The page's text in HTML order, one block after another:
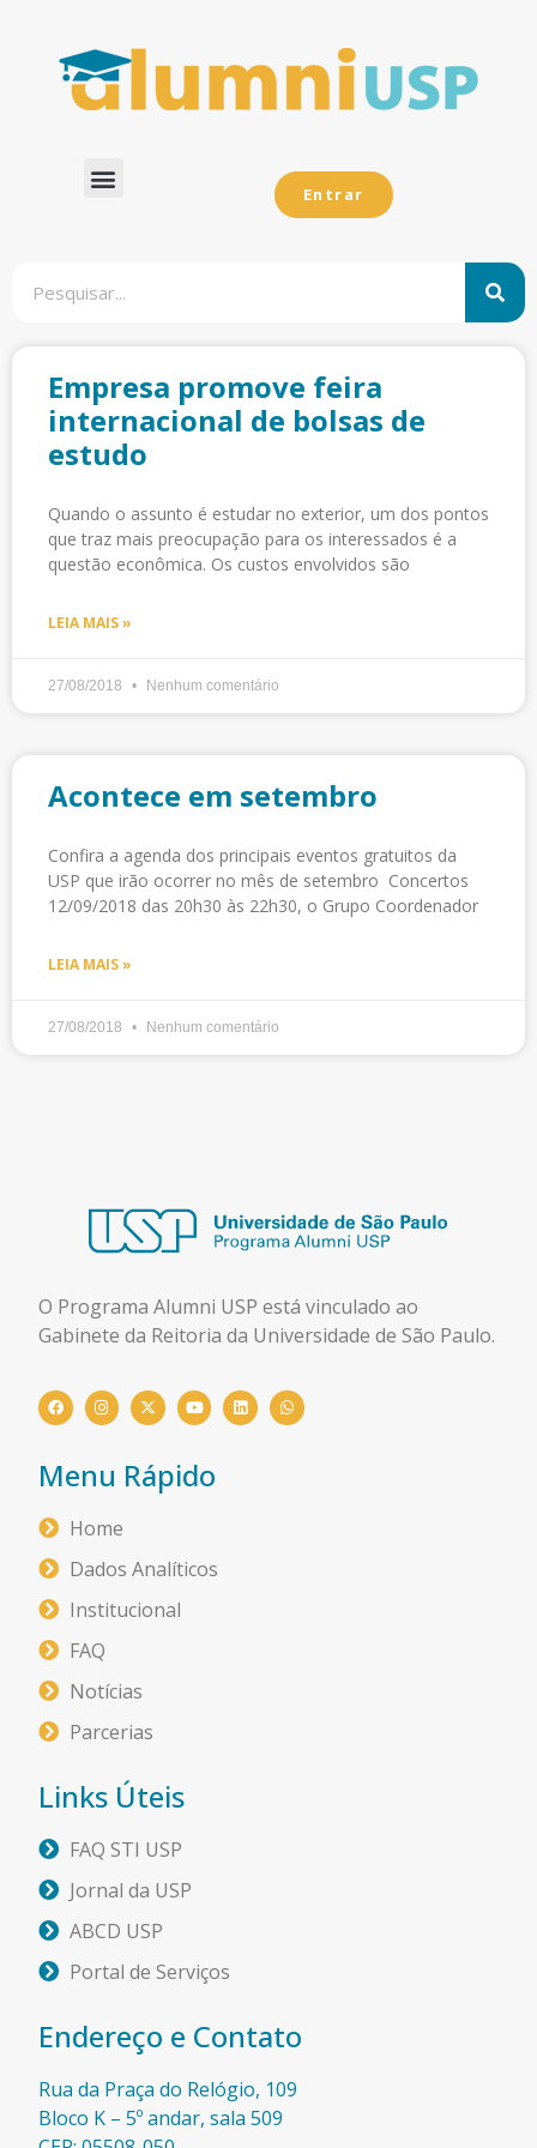
Entrar
Empresa promove feira
internacional de bolsas de
estudo
Quando o assunto é estudar no exterior, um dos pontos
que traz mais preocupação para os interessados é a
questão econômica. Os custos envolvidos são
LEIA MAIS »
27/08/2018 Nenhum comentário
Acontece em setembro
Confira a agenda dos principais eventos gratuitos da
USP que irão ocorrer no mês de setembro Concertos
12/09/2018 das 20h30 às 22h30, o Grupo Coordenador
LEIA MAIS »
27/08/2018 Nenhum comentário
O Programa Alumni USP está vinculado ao
Gabinete da Reitoria da Universidade de São Paulo.
Menu Rápido
Home
Dados Analíticos
Institucional
FAQ
Notícias
Parcerias
Links Úteis
FAQ STI USP
Jornal da USP
ABCD USP
Portal de Serviços
Endereço e Contato
Rua da Praça do Relógio, 109
Bloco K – 5º andar, sala 509